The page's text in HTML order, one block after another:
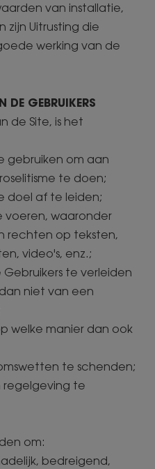
van installatie,
zijn Uitrusting die
werking van de
DE GEBRUIKERS
de Site, is het
gebruiken om aan
te doen;
doel af te leiden;
voeren, waaronder
rechten op teksten,
video's, enz.;
te verleiden
niet van een
welke manier dan ook
te schenden;
regelgeving te
om:
bedreigend,